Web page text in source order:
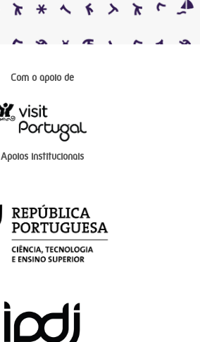
Com o apoio de
Apoios institucionais